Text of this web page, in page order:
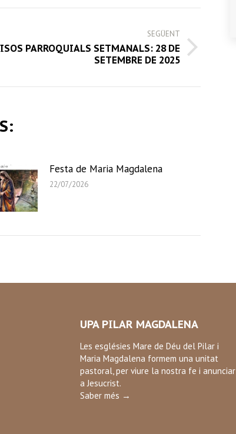
SEGÜENT
PARROQUIALS SETMANALS: 28 DE
SETEMBRE DE 2025
Festa de Maria Magdalena
22/07/2026
UPA PILAR MAGDALENA
Les esglésies Mare de Déu del Pilar i
Maria Magdalena formem una unitat
pastoral, per viure la nostra fe i anunciar
a Jesucrist.
Saber més →